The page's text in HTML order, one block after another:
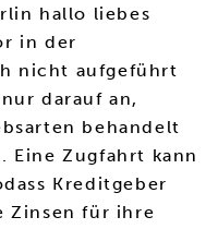
hallo liebes
in der
nicht aufgeführt
darauf an,
behandelt
Eine Zugfahrt kann
Kreditgeber
Zinsen für ihre